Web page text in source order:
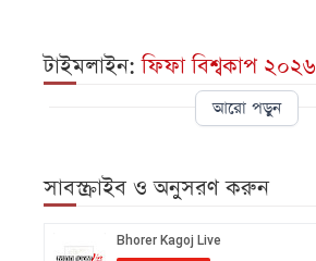
টাইমলাইন:ফিফা বিশ্বকাপ ২০২৬
আরো পড়ুন
সাবস্ক্রাইব ও অনুসরণ করুন